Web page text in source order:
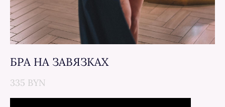
БРА НА ЗАВЯЗКАХ
335 BYN